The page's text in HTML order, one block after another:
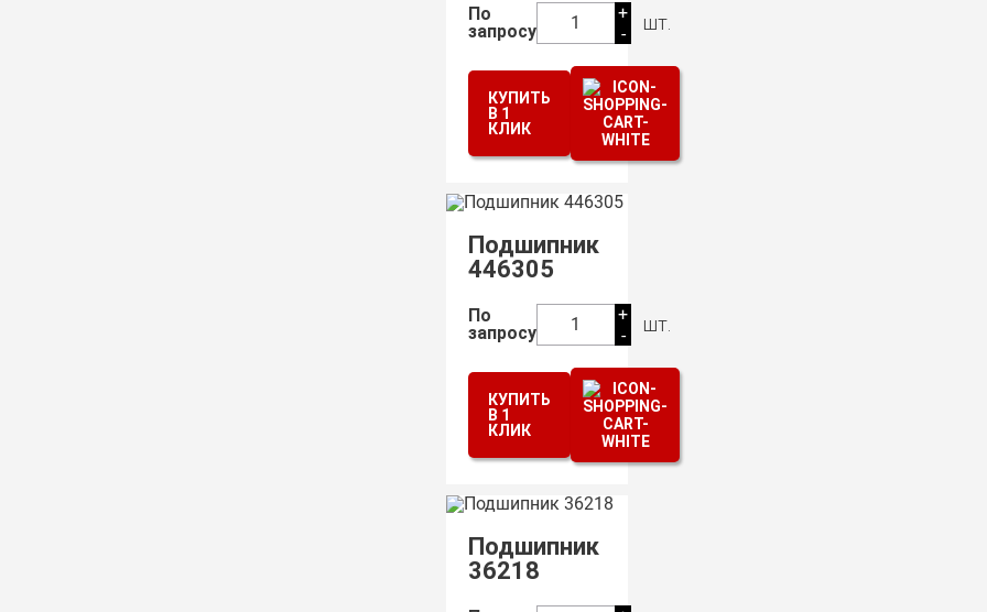
По
запросу
1
+
-
шт.
КУПИТЬ
В 1
КЛИК
Подшипник
446305
По
запросу
1
+
-
шт.
КУПИТЬ
В 1
КЛИК
Подшипник
36218